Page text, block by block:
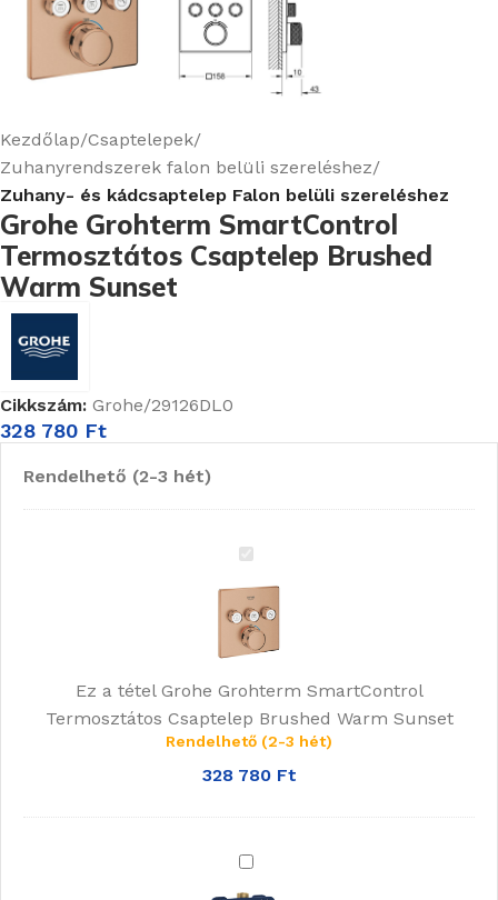
Kezdőlap Csaptelepek
Zuhanyrendszerek falon belüli szereléshez
Zuhany- és kádcsaptelep Falon belüli szereléshez
Grohe Grohterm SmartControl
Termosztátos Csaptelep Brushed
Warm Sunset
Cikkszám: Grohe/29126DL0
328 780 Ft
Rendelhető (2-3 hét)
Grohe
SmartControl
Termosztátos
Brushed
Warm
Sunset
Ez a tétel Grohe Grohterm SmartControl
Termosztátos Csaptelep Brushed Warm Sunset
Rendelhető (2-3 hét)
328 780 Ft
Grohe
Rapido